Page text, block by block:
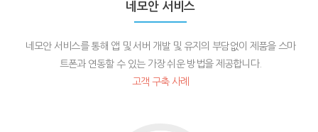
네모안 서비스
네모안 서비스를 통해 앱 및 서버 개발 및 유지의 부담없이 제품을 스마
트폰과 연동할 수 있는 가장 쉬운 방법을 제공합니다.
고객 구축 사례